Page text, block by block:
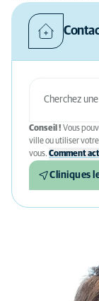
Conseil ! Vous
ville ou utiliser
vous. Comment
Cliniques